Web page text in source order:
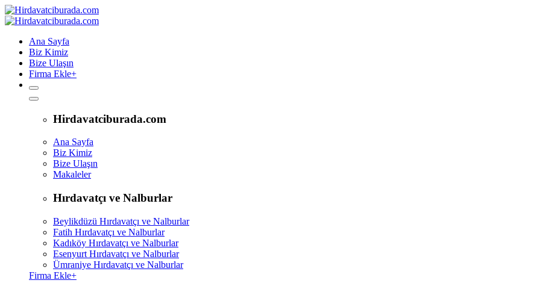
Ana Sayfa
Biz Kimiz
Bize Ulaşın
Firma Ekle+
Hirdavatciburada.com
Ana Sayfa
Biz Kimiz
Bize Ulaşın
Makaleler
Hırdavatçı ve Nalburlar
Beylikdüzü Hırdavatçı ve Nalburlar
Fatih Hırdavatçı ve Nalburlar
Kadıköy Hırdavatçı ve Nalburlar
Esenyurt Hırdavatçı ve Nalburlar
Ümraniye Hırdavatçı ve Nalburlar
Firma Ekle+